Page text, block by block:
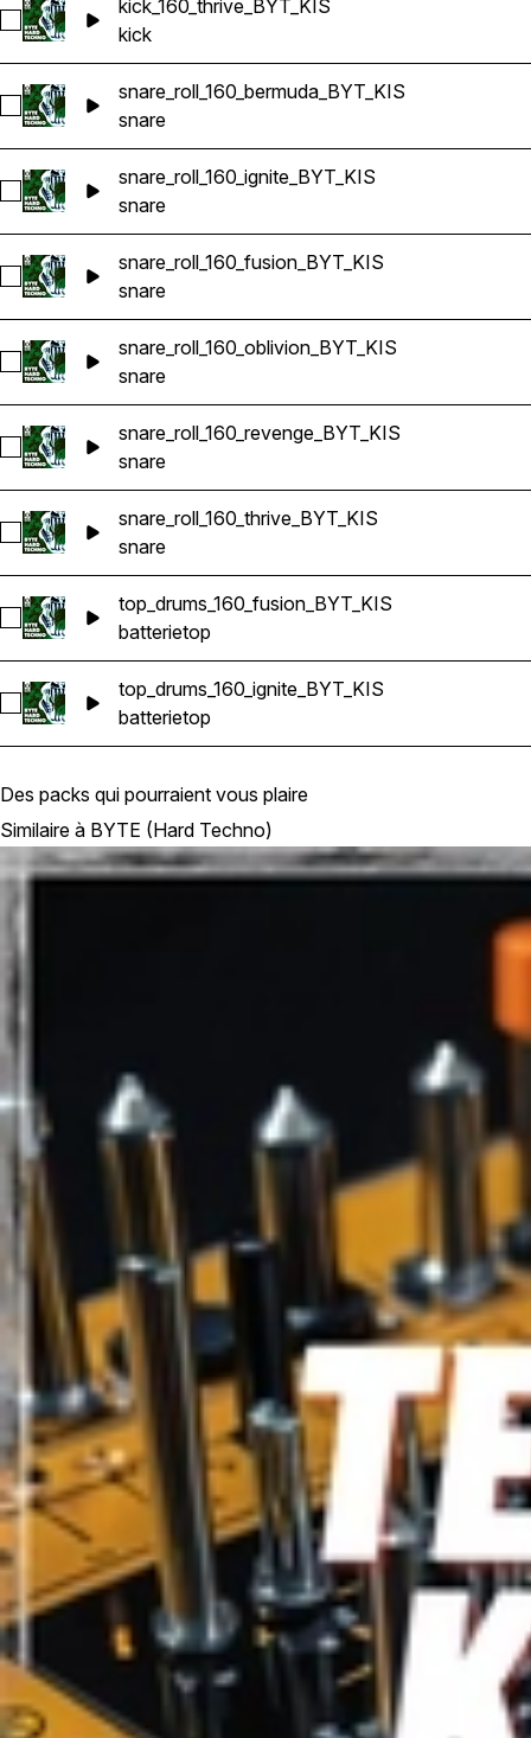
Sélectionnez kick_160_thrive_BYT_KIS
kick_160_thrive_BYT_KIS
kick
Sélectionnez snare_roll_160_bermuda_BYT_KIS
snare_roll_160_bermuda_BYT_KIS
snare
Sélectionnez snare_roll_160_ignite_BYT_KIS
snare_roll_160_ignite_BYT_KIS
snare
Sélectionnez snare_roll_160_fusion_BYT_KIS
snare_roll_160_fusion_BYT_KIS
snare
Sélectionnez snare_roll_160_oblivion_BYT_KIS
snare_roll_160_oblivion_BYT_KIS
snare
Sélectionnez snare_roll_160_revenge_BYT_KIS
snare_roll_160_revenge_BYT_KIS
snare
Sélectionnez snare_roll_160_thrive_BYT_KIS
snare_roll_160_thrive_BYT_KIS
snare
Sélectionnez top_drums_160_fusion_BYT_KIS
top_drums_160_fusion_BYT_KIS
batterietop
Sélectionnez top_drums_160_ignite_BYT_KIS
top_drums_160_ignite_BYT_KIS
batterietop
Des packs qui pourraient vous plaire
Similaire à BYTE (Hard Techno)